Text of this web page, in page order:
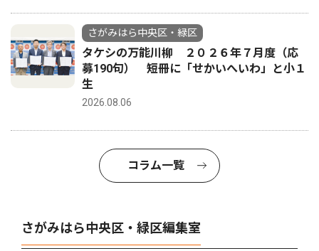
さがみはら中央区・緑区
タケシの万能川柳 ２０２６年７月度（応
募190句） 短冊に「せかいへいわ」と小１
生
2026.08.06
コラム一覧
さがみはら中央区・緑区編集室